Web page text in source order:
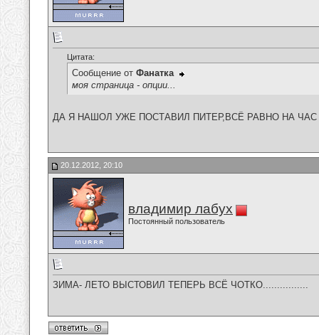
Цитата:
Сообщение от Фанатка
моя страница - опции...
ДА Я НАШОЛ УЖЕ ПОСТАВИЛ ПИТЕР,ВСЁ РАВНО НА
20.12.2012, 20:10
владимир лабух
Постоянный пользователь
ЗИМА- ЛЕТО ВЫСТОВИЛ ТЕПЕРЬ ВСЁ ЧОТКО................